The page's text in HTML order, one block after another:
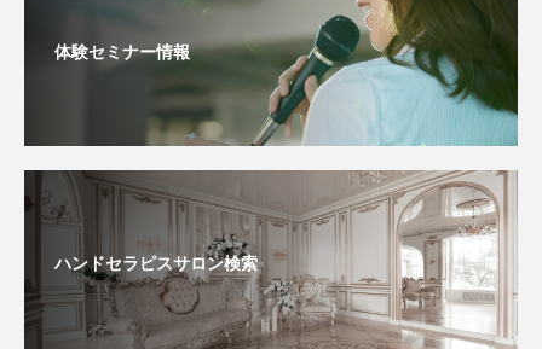
体験セミナー情報
ハンドセラピスサロン検索